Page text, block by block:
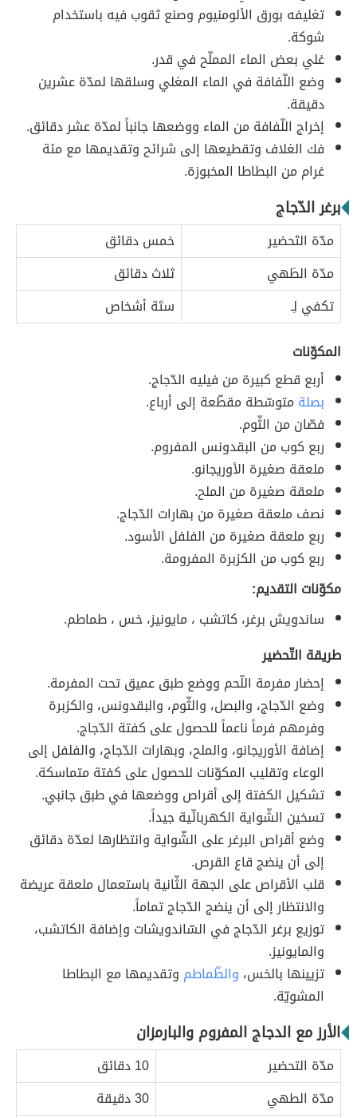
تغليفه بورق الألومنيوم وصنع ثقوب فيه باستخدام
شوكة.
غلي بعض الماء المملّح في قدر.
وضع اللّفافة في الماء المغلي وسلقها لمدّة عشرين
دقيقة.
إخراج اللّفافة من الماء ووضعها جانباً لمدّة عشر دقائق.
فك الغلاف وتقطيعها إلى شرائح وتقديمها مع مئة
غرام من البطاطا المخبوزة.
برغر الدّجاج
مدّة التَحضير
خمس دقائق
مدّة الطَهي
ثلاث دقائق
تكفي لِـ
ستَة أشخاص
المكوّنات
أربع قطع كبيرة من فيليه الدّجاج.
بصلة متوسّطة مقطّعة إلى أرباع.
فصّان من الثّوم.
ربع كوب من البقدونس المفروم.
ملعقة صغيرة الأوريجانو.
ملعقة صغيرة من الملح.
نصف ملعقة صغيرة من بهارات الدّجاج.
ربع ملعقة صغيرة من الفلفل الأسود.
ربع كوب من الكزبرة المفرومة.
مكوّنات التقديم:
ساندويش برغر، كاتشب ، مايونيز، خس ، طماطم.
طريقة التّحضير
إحضار مفرمة اللّحم ووضع طبق عميق تحت المفرمة.
وضع الدّجاج، والبصل، والثّوم، والبقدونس، والكزبرة
وفرمهم فرماً ناعماً للحصول على كفتة الدّجاج.
إضافة الأوريجانو، والملح، وبهارات الدّجاج، والفلفل إلى
الوعاء وتقليب المكوّنات للحصول على كفتة متماسكة.
تشكيل الكفتة إلى أقراص ووضعها في طبق جانبي.
تسخين الشّواية الكهربائّية جيداً.
وضع أقراص البرغر على الشّواية وانتظارها لعدّة دقائق
إلى أن ينضج قاع القرص.
قلب الأقراص على الجهة الثّانية باستعمال ملعقة عريضة
والانتظار إلى أن ينضج الدّجاج تماماً.
توزيع برغر الدّجاج في السّاندويشات وإضافة الكاتشب،
والمايونيز.
تزيينها بالخس، والطّماطم وتقديمها مع البطاطا
المشويّة.
الأرز مع الدجاج المفروم والبارمزان
مدّة التحضير
10 دقائق
مدّة الطهي
30 دقيقة